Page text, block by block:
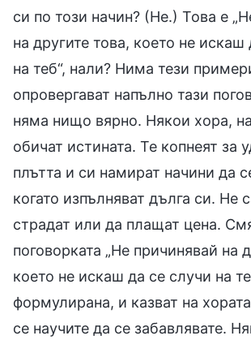
си по този начин? (Не.) Това е
на другите това, което не искаш
на теб“, нали? Нима тези
опровергават напълно тази
няма нищо вярно. Някои хора,
обичат истината. Те копнеят за
плътта и си намират начини да
когато изпълняват дълга си. Не
страдат или да плащат цена.
поговорката „Не причинявай на
което не искаш да се случи на
формулирана, и казват на
се научите да се забавлявате.